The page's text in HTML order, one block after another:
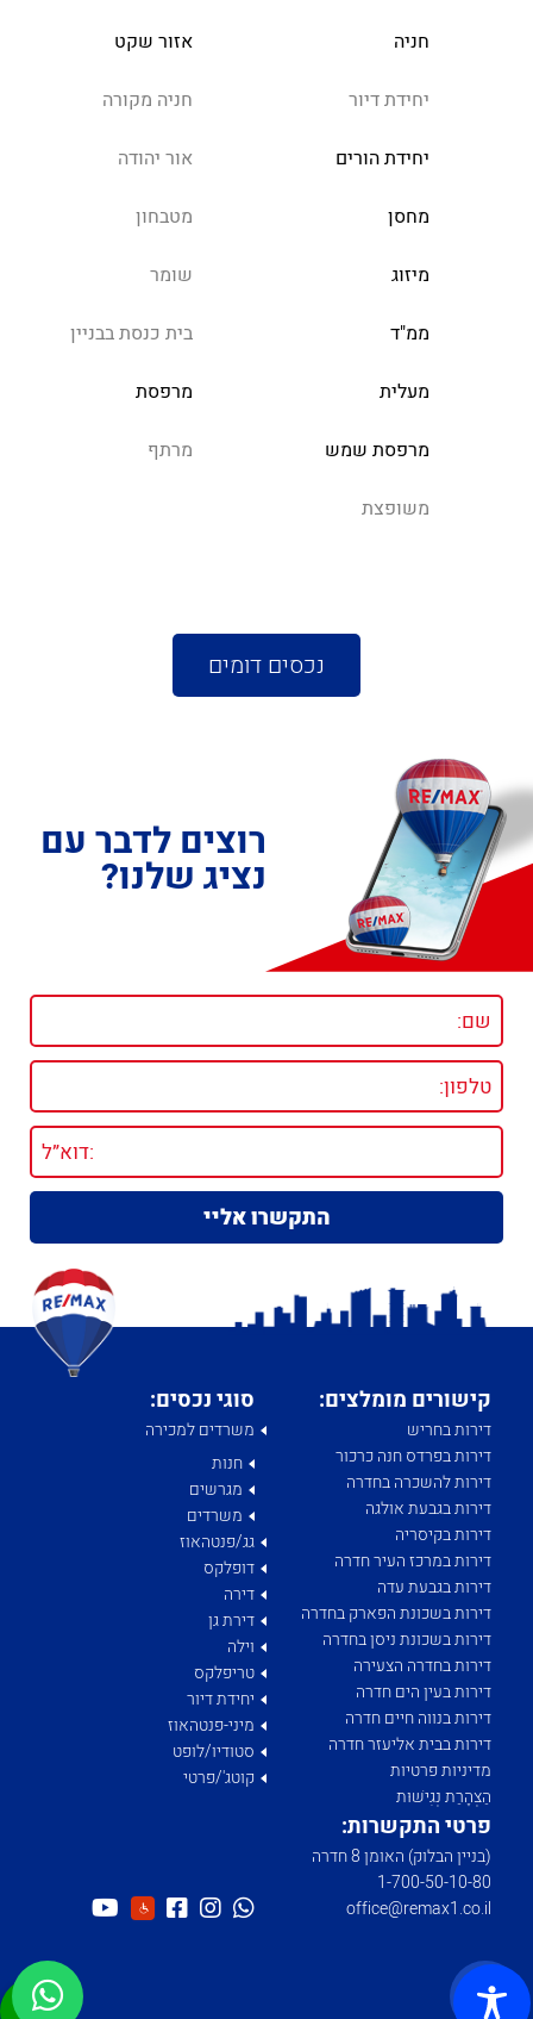
חניה אזור שקט
יחידת דיור חניה מקורה
יחידת הורים אור יהודה
מחסן מטבחון
מיזוג שומר
ממ"ד בית כנסת בבניין
מעלית מרפסת
מרפסת שמש מרתף
משופצת
נכסים דומים
רוצים לדבר עם
נציג שלנו?
קישורים מומלצים:
דירות בחריש
דירות בפרדס חנה כרכור
דירות להשכרה בחדרה
דירות בגבעת אולגה
דירות בקיסריה
דירות במרכז העיר חדרה
דירות בגבעת עדה
דירות בשכונת הפארק בחדרה
דירות בשכונת ניסן בחדרה
דירות בחדרה הצעירה
דירות בעין הים חדרה
דירות בנווה חיים חדרה
דירות בבית אליעזר חדרה
מדיניות פרטיות
הַצְהָרַת נְגִישׁוּת
סוגי נכסים:
משרדים למכירה
חנות
מגרשים
משרדים
גג/פנטהאוז
דופלקס
דירה
דירת גן
וילה
טריפלקס
יחידת דיור
מיני-פנטהאוז
סטודיו/לופט
קוטג'/פרטי
פרטי התקשרות:
(בניין הבלוק) האומן 8 חדרה
1­-700­-50-­10-­80
office@remax1.co.il